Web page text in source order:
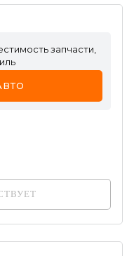
запчасти,